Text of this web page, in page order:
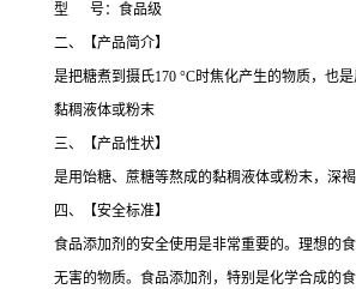
型 号：食品级
二、【产品简介】
是把糖煮到摄氏170 °C时焦化产生的物质，也
黏稠液体或粉末
三、【产品性状】
是用饴糖、蔗糖等熬成的黏稠液体或粉末，深
四、【安全标准】
食品添加剂的安全使用是非常重要的。理想的
无害的物质。食品添加剂，特别是化学合成的